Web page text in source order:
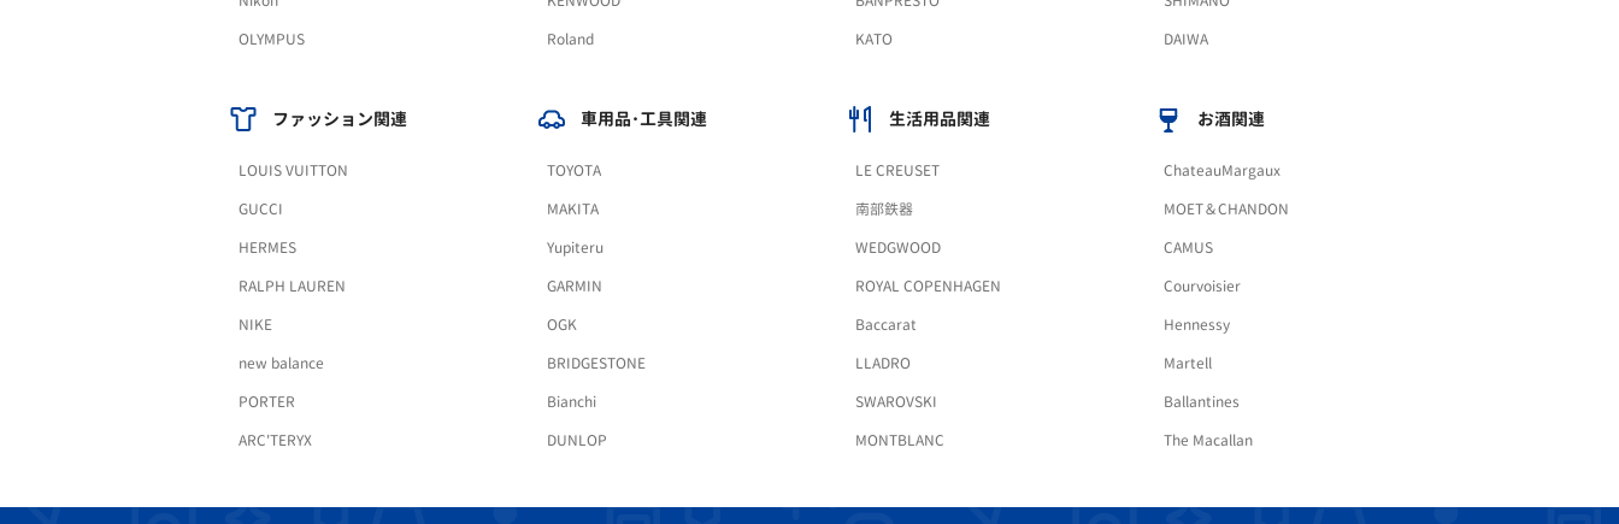
OLYMPUS
Roland
KATO
DAIWA
ファッション関連
LOUIS VUITTON
GUCCI
HERMES
RALPH LAUREN
NIKE
new balance
PORTER
ARC'TERYX
車用品･工具関連
TOYOTA
MAKITA
Yupiteru
GARMIN
OGK
BRIDGESTONE
Bianchi
DUNLOP
生活用品関連
LE CREUSET
南部鉄器
WEDGWOOD
ROYAL COPENHAGEN
Baccarat
LLADRO
SWAROVSKI
MONTBLANC
お酒関連
ChateauMargaux
MOET＆CHANDON
CAMUS
Courvoisier
Hennessy
Martell
Ballantines
The Macallan